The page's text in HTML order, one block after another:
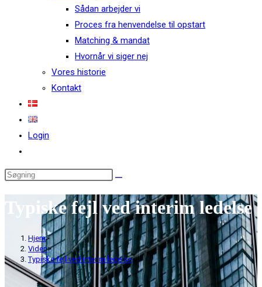
Sådan arbejder vi
Proces fra henvendelse til opstart
Matching & mandat
Hvornår vi siger nej
Vores historie
Kontakt
Login
Typiske fejl ved interim ledelse
Hjem>
Viden>
Typiske fejl ved interim ledelse